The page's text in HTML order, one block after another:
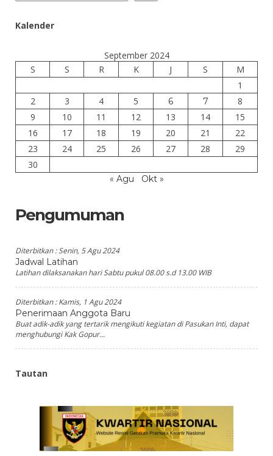
Kalender
September 2024
S
S R K J S
M
1
2
3 4 5 6 7
8
9
10 11 12 13 14
15
16
17 18 19 20 21
22
23
24 25 26 27 28
29
30
« Agu Okt »
Pengumuman
Diterbitkan :Senin, 5 Agu 2024
Jadwal Latihan
Latihan dilaksanakan hari Sabtu pukul 08.00 s.d 13.00 WIB
Diterbitkan :Kamis, 1 Agu 2024
Penerimaan Anggota Baru
Buat adik-adik yang tertarik mengikuti kegiatan di Pasukan Inti, dapat
menghubungi Kak Gopur...
Tautan